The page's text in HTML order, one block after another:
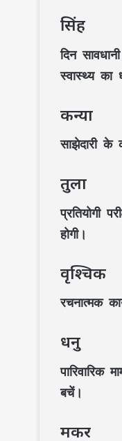
सिंह
दिन
स्वास्थ्य का
कन्या
साझेदारी के
तुला
प्रतियोगी
होगी।
वृश्चिक
रचनात्मक
धनु
बचें।
मकर